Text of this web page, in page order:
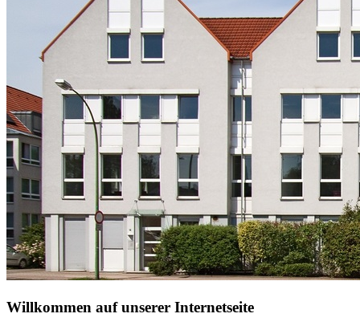
Willkommen auf unserer Internetseite